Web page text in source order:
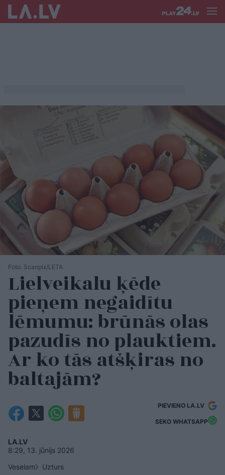
Foto. Scanpix/LETA
Lielveikalu ķēde
pieņem negaidītu
lēmumu: brūnās olas
pazudīs no plauktiem.
Ar ko tās atšķiras no
baltajām?
PIEVIENO LA.LV
SEKO WHATSAPP
LA.LV
8:29, 13. jūnijs 2026
Veselam
Uzturs